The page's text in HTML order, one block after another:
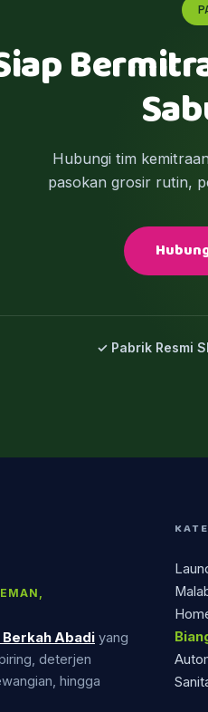
Hubungi tim
pasokan grosir rutin,
✓ Pabrik Resmi
Berkah Abadi yang
deterjen
hingga